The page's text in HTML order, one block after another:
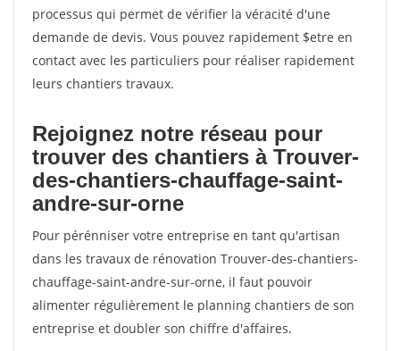
processus qui permet de vérifier la véracité d'une
demande de devis. Vous pouvez rapidement $etre en
contact avec les particuliers pour réaliser rapidement
leurs chantiers travaux.
Rejoignez notre réseau pour
trouver des chantiers à Trouver-
des-chantiers-chauffage-saint-
andre-sur-orne
Pour pérénniser votre entreprise en tant qu'artisan
dans les travaux de rénovation Trouver-des-chantiers-
chauffage-saint-andre-sur-orne, il faut pouvoir
alimenter régulièrement le planning chantiers de son
entreprise et doubler son chiffre d'affaires.